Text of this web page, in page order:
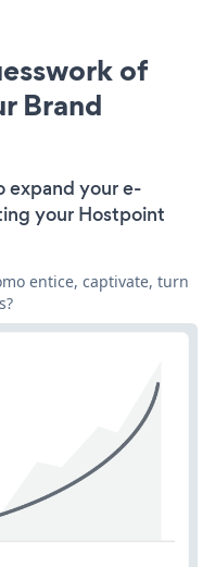
of
Brand
expand your e-
your Hostpoint
entice, captivate, turn